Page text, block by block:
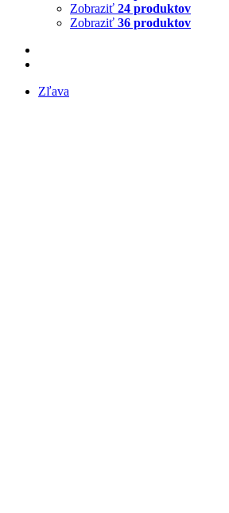
Zobraziť 24 produktov
Zobraziť 36 produktov
Zľava